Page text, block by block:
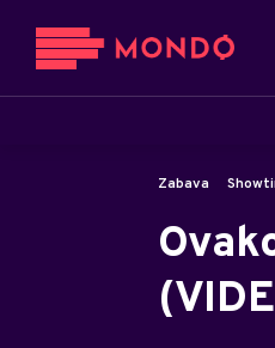
Zabava